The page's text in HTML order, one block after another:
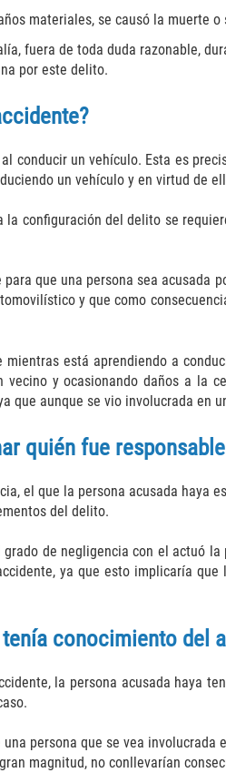
materiales, se causó la muerte
fuera de toda duda razonable,
por este delito.
conducir un vehículo. Esta es
un vehículo y en virtud de
configuración del delito se
que una persona sea acusada
y que como
está aprendiendo a
y ocasionando daños a la
que aunque se vio involucrada en
quién fue
el que la persona acusada
del delito.
de negligencia con el actuó
ya que esto implicaría
conocimiento del
la persona acusada haya
persona que se vea
magnitud, no conllevarían